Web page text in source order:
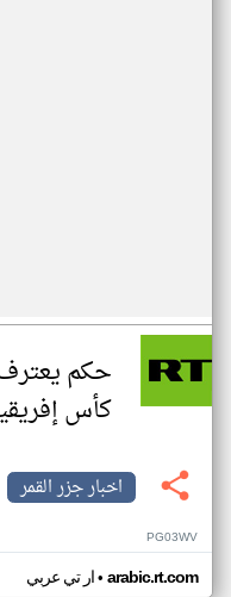
حكم
كأس إفريقيا
اخبار جزر القمر
PG03WV
ار تي عربي• arabic.rt.com